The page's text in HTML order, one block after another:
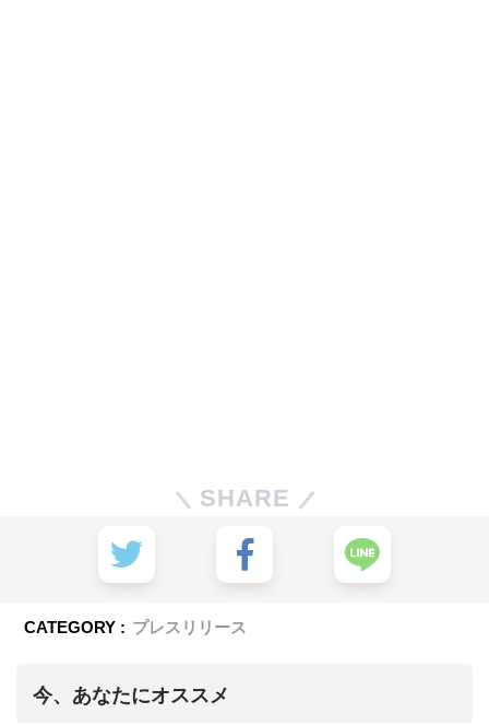
SHARE
CATEGORY : プレスリリース
今、あなたにオススメ